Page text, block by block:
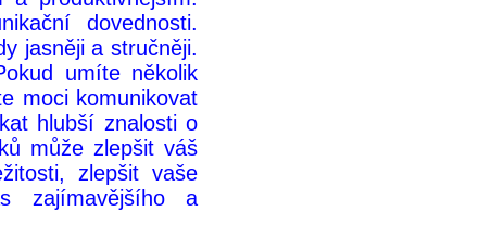
dovednosti.
jasněji a stručněji.
umíte několik
moci komunikovat
hlubší znalosti o
může zlepšit váš
zlepšit vaše
zajímavějšího a